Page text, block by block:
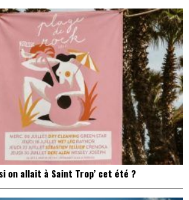
on allait à Saint Trop’ cet été ?